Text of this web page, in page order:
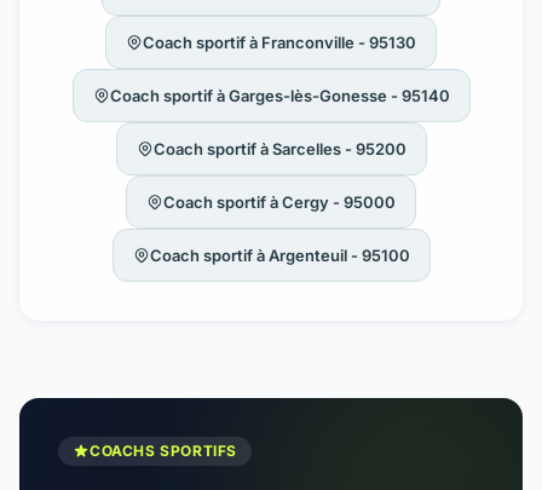
Coach sportif à Franconville - 95130
Coach sportif à Garges-lès-Gonesse - 95140
Coach sportif à Sarcelles - 95200
Coach sportif à Cergy - 95000
Coach sportif à Argenteuil - 95100
COACHS SPORTIFS